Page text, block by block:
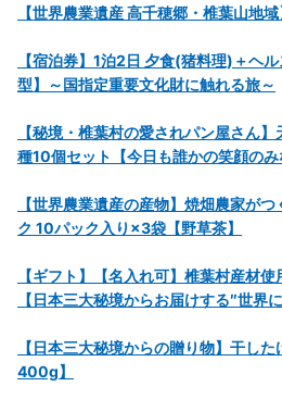
【世界農業遺産 高千穂郷・椎葉山地域
【宿泊券】1泊2日 夕食(猪料理)＋ヘ
型】～国指定重要文化財に触れる旅～
【秘境・椎葉村の愛されパン屋さん
種10個セット【今日も誰かの笑顔のみ
【世界農業遺産の産物】焼畑農家が
ク 10パック入り×3袋【野草茶】
【ギフト】【名入れ可】椎葉村産材
【日本三大秘境からお届けする″世界
【日本三大秘境からの贈り物】干し
400g】